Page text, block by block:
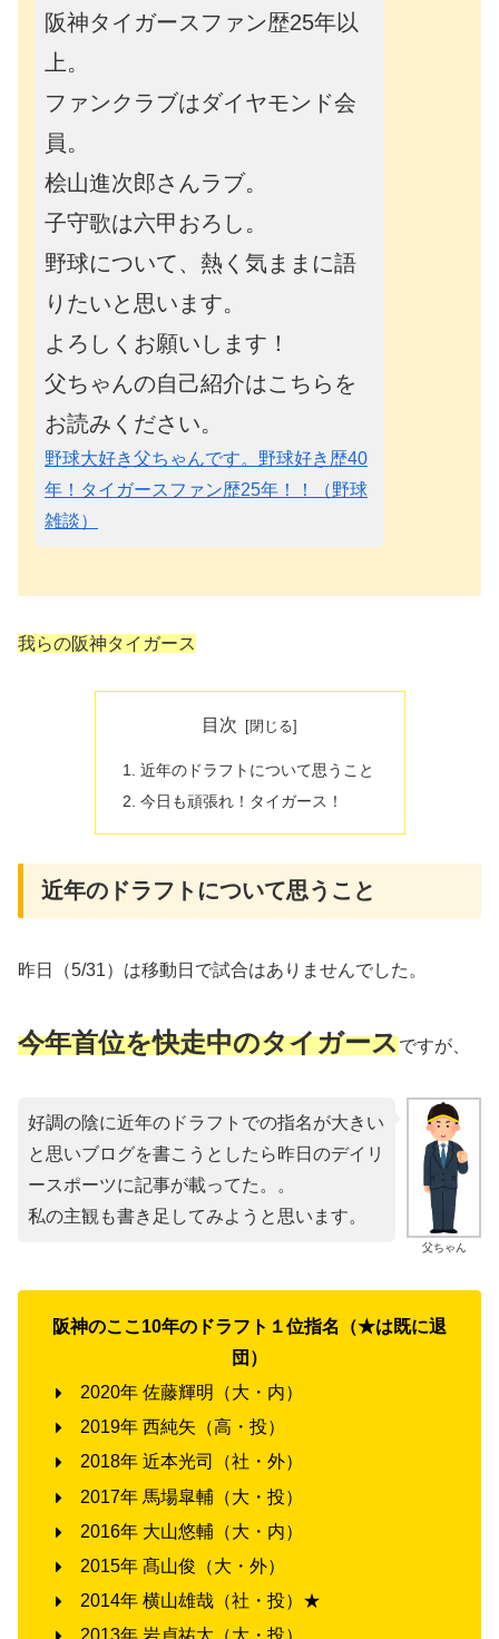
阪神タイガースファン歴25年以
上。
ファンクラブはダイヤモンド会
員。
桧山進次郎さんラブ。
子守歌は六甲おろし。
野球について、熱く気ままに語
りたいと思います。
よろしくお願いします！
父ちゃんの自己紹介はこちらを
お読みください。
野球大好き父ちゃんです。野球好き歴40
年！タイガースファン歴25年！！（野球
雑談）
我らの阪神タイガース
目次
近年のドラフトについて思うこと
今日も頑張れ！タイガース！
近年のドラフトについて思うこと
昨日（5/31）は移動日で試合はありませんでした。
今年首位を快走中のタイガースですが、
父ちゃん
好調の陰に近年のドラフトでの指名が大きい
と思いブログを書こうとしたら昨日のデイリ
ースポーツに記事が載ってた。。
私の主観も書き足してみようと思います。
阪神のここ10年のドラフト１位指名（★は既に退
団）
2020年 佐藤輝明（大・内）
2019年 西純矢（高・投）
2018年 近本光司（社・外）
2017年 馬場皐輔（大・投）
2016年 大山悠輔（大・内）
2015年 髙山俊（大・外）
2014年 横山雄哉（社・投）★